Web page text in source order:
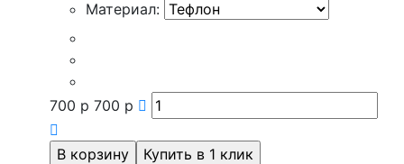
Материал:
700 р 700 р